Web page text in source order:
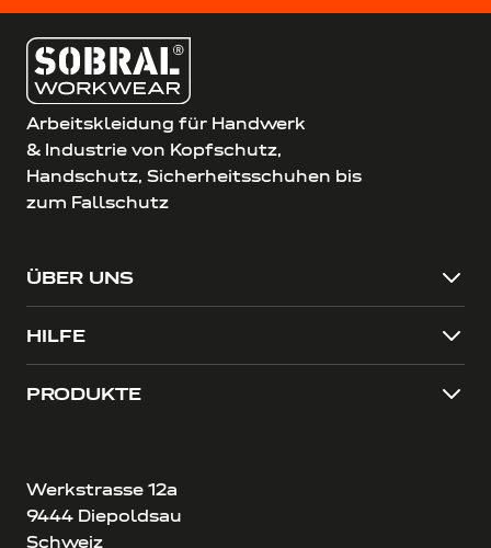
Arbeitskleidung für Handwerk
& Industrie von Kopfschutz,
Handschutz, Sicherheitsschuhen bis
zum Fallschutz
ÜBER UNS
HILFE
PRODUKTE
Werkstrasse 12a
9444 Diepoldsau
Schweiz